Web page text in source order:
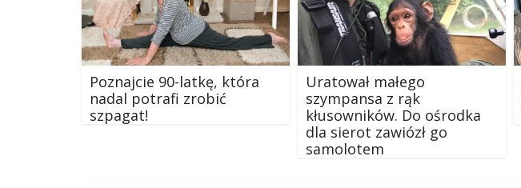
Poznajcie 90-latkę, która
nadal potrafi zrobić
szpagat!
Uratował małego
szympansa z rąk
kłusowników. Do ośrodka
dla sierot zawiózł go
samolotem